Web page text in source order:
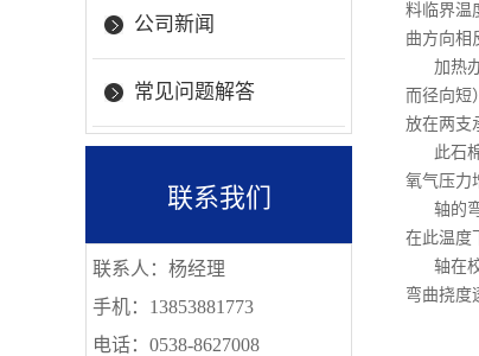
公司新闻
常见问题解答
联系我们
联系人：杨经理
手机：13853881773
电话：0538-8627008
料临界温
曲方向相
加热
而径向短
放在两支
此石
氧气压力
轴的
在此温度
轴在
弯曲挠度